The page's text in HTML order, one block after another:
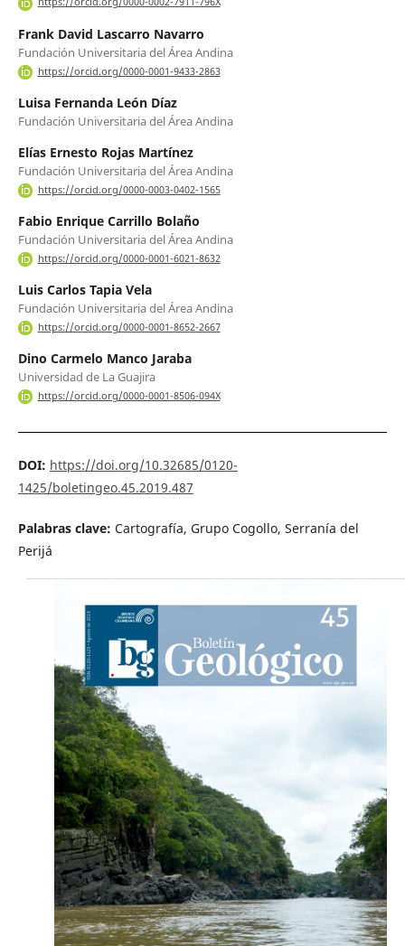
Frank David Lascarro Navarro
Fundación Universitaria del Área Andina
https://orcid.org/0000-0001-9433-2863
Luisa Fernanda León Díaz
Fundación Universitaria del Área Andina
Elías Ernesto Rojas Martínez
Fundación Universitaria del Área Andina
https://orcid.org/0000-0003-0402-1565
Fabio Enrique Carrillo Bolaño
Fundación Universitaria del Área Andina
https://orcid.org/0000-0001-6021-8632
Luis Carlos Tapia Vela
Fundación Universitaria del Área Andina
https://orcid.org/0000-0001-8652-2667
Dino Carmelo Manco Jaraba
Universidad de La Guajira
https://orcid.org/0000-0001-8506-094X
DOI: https://doi.org/10.32685/0120-
1425/boletingeo.45.2019.487
Palabras clave: Cartografía, Grupo Cogollo, Serranía del
Perijá